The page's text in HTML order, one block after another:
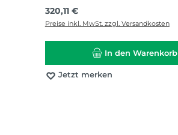
Regulärer Preis:
320,11 €
Preise inkl. MwSt. zzgl. Versandkosten
In den Warenkorb
Jetzt merken